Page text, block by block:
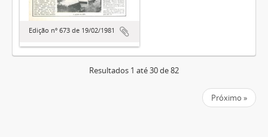
Edição nº 673 de 19/02/1981
Resultados 1 até 30 de 82
Próximo »